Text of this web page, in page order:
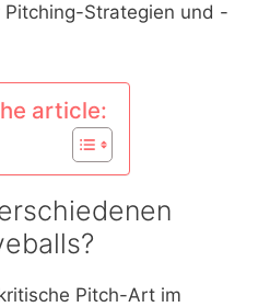
Strategien und -
article:
Pitch-Art im